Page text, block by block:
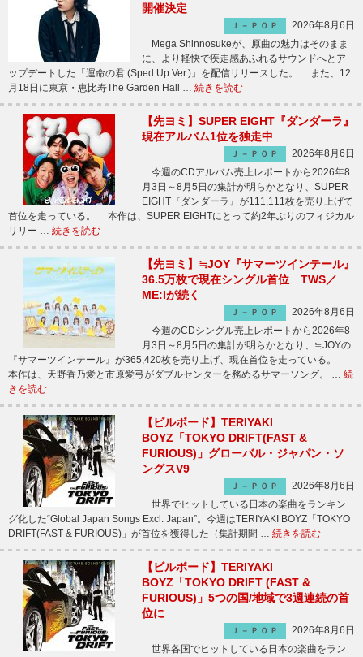
開催決定
Ｊ－ＰＯＰ
2026年8月6日
Mega Shinnosukeが、原曲の魅力はそのまま
に、より軽快で疾走感あふれるサウンドへとア
ップデートした「運命の君 (Sped Up Ver.)」を配信リリースした。 また、12
月18日に東京・恵比寿The Garden Hall … 続きを読む
【先ヨミ】SUPER EIGHT『ダンダーラ』
現在アルバム1位を独走中
Ｊ－ＰＯＰ
2026年8月6日
今週のCDアルバム売上レポートから2026年8
月3日～8月5日の集計が明らかとなり、SUPER
EIGHT『ダンダーラ』が111,111枚を売り上げて
首位を走っている。 本作は、SUPER EIGHTにとって約2年ぶりのフィジカル
リリー … 続きを読む
【先ヨミ】≒JOY『サマーツインテール』
36.5万枚で現在シングル首位 TWS／
ME:Iが続く
Ｊ－ＰＯＰ
2026年8月6日
今週のCDシングル売上レポートから2026年8
月3日～8月5日の集計が明らかとなり、≒JOYの
『サマーツインテール』が365,420枚を売り上げ、現在首位を走っている。
本作は、天野香乃愛と市原愛弓がダブルセンターを務めるサマーソング。 … 続
きを読む
【ビルボード】TERIYAKI
BOYZ「TOKYO DRIFT(FAST &
FURIOUS)」グローバル・ジャパン・ソ
ングスV9
Ｊ－ＰＯＰ
2026年8月6日
世界でヒットしている日本の楽曲をランキン
グ化した“Global Japan Songs Excl. Japan”。今週はTERIYAKI BOYZ「TOKYO
DRIFT(FAST & FURIOUS)」が首位を獲得した（集計期間 … 続きを読む
【ビルボード】TERIYAKI
BOYZ「TOKYO DRIFT (FAST &
FURIOUS)」5つの国/地域で3週連続の首
位に
Ｊ－ＰＯＰ
2026年8月6日
世界各国でヒットしている日本の楽曲をラン